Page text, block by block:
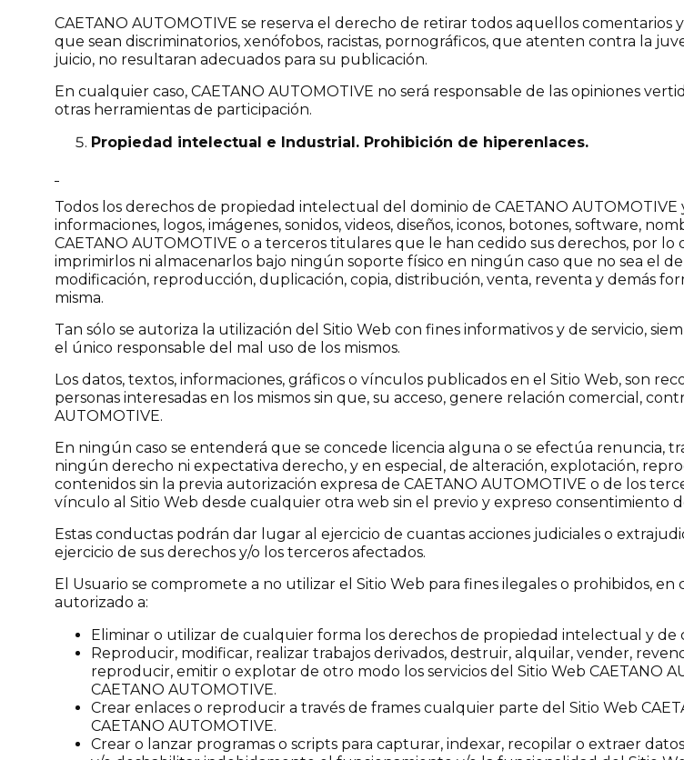
CAETANO AUTOMOTIVE se reserva el derecho de retirar todos aquellos
que sean discriminatorios, xenófobos, racistas, pornográficos, que atenten contra la
juicio, no resultaran adecuados para su publicación.
En cualquier caso, CAETANO AUTOMOTIVE no será responsable de las opiniones
otras herramientas de participación.
Propiedad intelectual e Industrial. Prohibición de hiperenlaces.
Todos los derechos de propiedad intelectual del dominio de CAETANO AUTOMOTIVE
informaciones, logos, imágenes, sonidos, videos, diseños, iconos, botones, software,
CAETANO AUTOMOTIVE o a terceros titulares que le han cedido sus derechos, por
imprimirlos ni almacenarlos bajo ningún soporte físico en ningún caso que no sea el
modificación, reproducción, duplicación, copia, distribución, venta, reventa y demás
misma.
Tan sólo se autoriza la utilización del Sitio Web con fines informativos y de servicio,
el único responsable del mal uso de los mismos.
Los datos, textos, informaciones, gráficos o vínculos publicados en el Sitio Web, son
personas interesadas en los mismos sin que, su acceso, genere relación comercial,
AUTOMOTIVE.
En ningún caso se entenderá que se concede licencia alguna o se efectúa renuncia,
ningún derecho ni expectativa derecho, y en especial, de alteración, explotación,
contenidos sin la previa autorización expresa de CAETANO AUTOMOTIVE o de los
vínculo al Sitio Web desde cualquier otra web sin el previo y expreso consentimiento
Estas conductas podrán dar lugar al ejercicio de cuantas acciones judiciales o
ejercicio de sus derechos y/o los terceros afectados.
El Usuario se compromete a no utilizar el Sitio Web para fines ilegales o prohibidos,
autorizado a:
Eliminar o utilizar de cualquier forma los derechos de propiedad intelectual y de
Reproducir, modificar, realizar trabajos derivados, destruir, alquilar, vender,
reproducir, emitir o explotar de otro modo los servicios del Sitio Web CAETANO
CAETANO AUTOMOTIVE.
Crear enlaces o reproducir a través de frames cualquier parte del Sitio Web
CAETANO AUTOMOTIVE.
Crear o lanzar programas o scripts para capturar, indexar, recopilar o extraer